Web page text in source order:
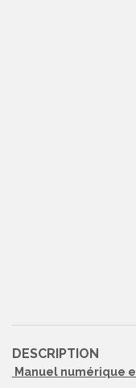
DESCRIPTION
Manuel numérique